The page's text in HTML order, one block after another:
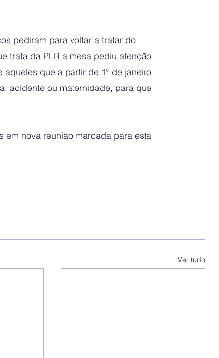
pediram para voltar a tratar do
trata da PLR a mesa pediu atenção
que a partir de 1º de janeiro
acidente ou maternidade, para que
em nova reunião marcada para esta
Ver tudo